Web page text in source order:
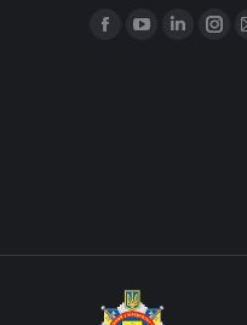
Find us on:
Facebook
YouTubeLinkedin